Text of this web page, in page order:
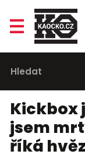
Kickbox
jsem
říká